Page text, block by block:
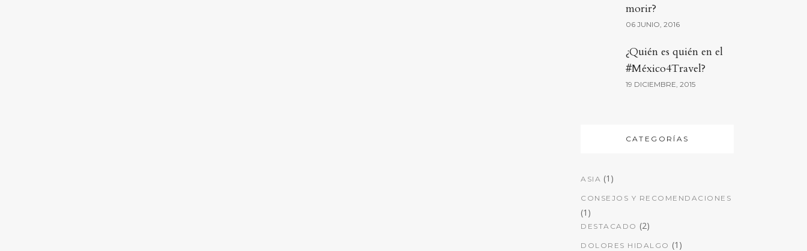
morir?
06 JUNIO, 2016
¿Quién es quién en el
#México4Travel?
19 DICIEMBRE, 2015
CATEGORÍAS
ASIA (1)
CONSEJOS Y RECOMENDACIONES
(1)
DESTACADO (2)
DOLORES HIDALGO (1)